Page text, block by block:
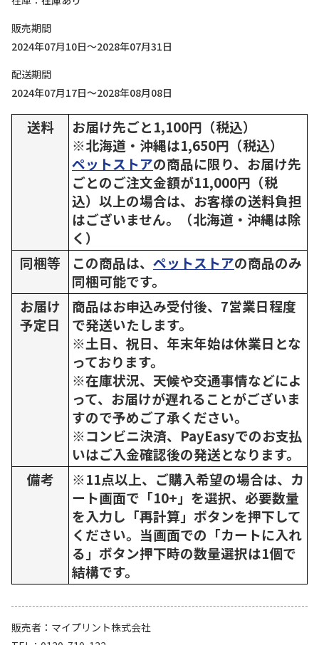
販売期間
2024年07月10日～2028年07月31日
配送期間
2024年07月17日～2028年08月08日
送料
お届け先ごと1,100円（税込）
※北海道・沖縄は1,650円（税込）
ペットストアの商品に限り、お届け先
ごとのご注文金額が11,000円（税
込）以上の場合は、お客様の送料負担
はございません。（北海道・沖縄は除
く）
同梱等
この商品は、 ペットストアの商品のみ
同梱可能です。
お届け
予定日
商品はお申込み受付後、7営業日程度
で発送いたします。
※土日、祝日、年末年始は休業日とな
っております。
※在庫状況、天候や交通事情などによ
って、お届けが遅れることがございま
すので予めご了承ください。
※コンビニ決済、PayEasyでのお支払
いはご入金確認後の発送となります。
備考
※11点以上、ご購入希望の場合は、カ
ート画面で「10+」を選択、必要数量
を入力し「再計算」ボタンを押下して
ください。当画面での「カートに入れ
る」ボタン押下時の数量選択は1個で
結構です。
販売者
マイプリント株式会社